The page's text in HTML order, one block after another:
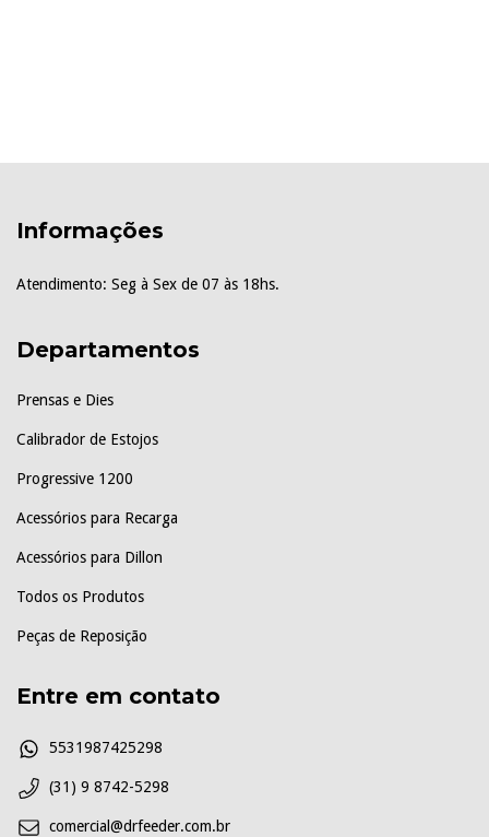
Informações
Atendimento: Seg à Sex de 07 às 18hs.
Departamentos
Prensas e Dies
Calibrador de Estojos
Progressive 1200
Acessórios para Recarga
Acessórios para Dillon
Todos os Produtos
Peças de Reposição
Entre em contato
5531987425298
(31) 9 8742-5298
comercial@drfeeder.com.br